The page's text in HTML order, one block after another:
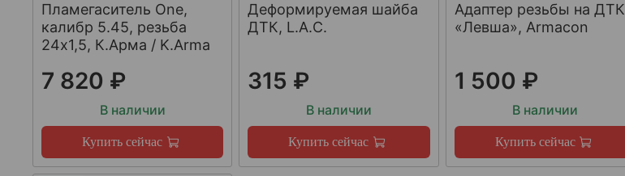
Пламегаситель One,
калибр 5.45, резьба
24х1,5, К.Арма / K.Arma
7 820 ₽
В наличии
Купить сейчас
Деформируемая шайба
ДТК, L.A.C.
315 ₽
В наличии
Купить сейчас
Адаптер резьбы на ДТК
«Левша», Armacon
1 500 ₽
В наличии
Купить сейчас